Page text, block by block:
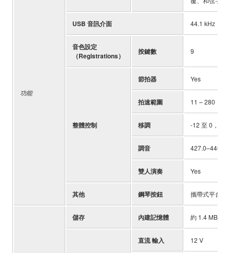
功能
USB 音訊介面 44.1 kHz，
音色設定
（Registrations）
按鍵數 9
整體控制
節拍器 Yes
拍速範圍 11 – 280
移調 -12 至 0，0
調音
雙人演奏 Yes
其他 鋼琴按鈕 攜帶式平台鋼
儲存 內建記憶體 約 1.4 MB
直流 輸入 12 V